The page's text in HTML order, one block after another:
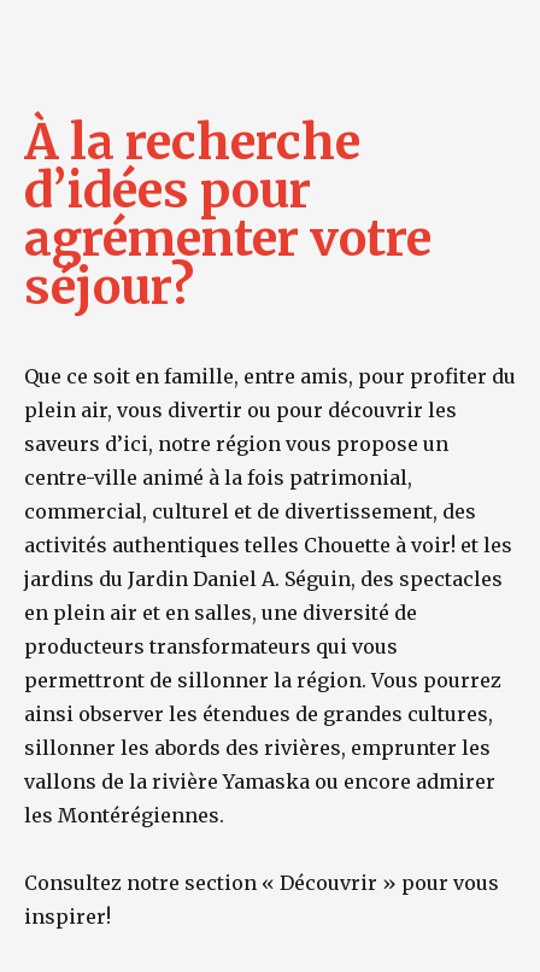
À la recherche
d’idées pour
agrémenter votre
séjour?
Que ce soit en famille, entre amis, pour profiter du
plein air, vous divertir ou pour découvrir les
saveurs d’ici, notre région vous propose un
centre-ville animé à la fois patrimonial,
commercial, culturel et de divertissement, des
activités authentiques telles Chouette à voir! et les
jardins du Jardin Daniel A. Séguin, des spectacles
en plein air et en salles, une diversité de
producteurs transformateurs qui vous
permettront de sillonner la région. Vous pourrez
ainsi observer les étendues de grandes cultures,
sillonner les abords des rivières, emprunter les
vallons de la rivière Yamaska ou encore admirer
les Montérégiennes.
Consultez notre section « Découvrir » pour vous
inspirer!